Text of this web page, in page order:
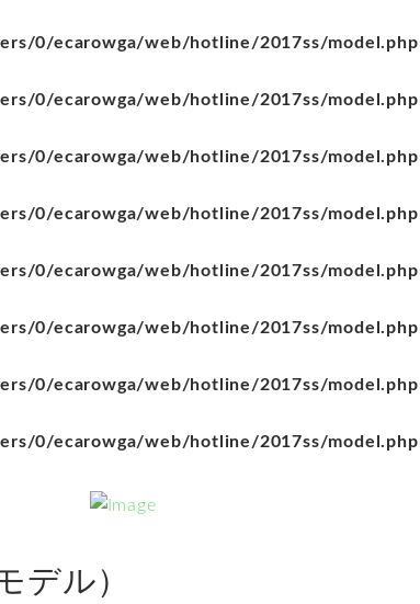
0/ecarowga/web/hotline/2017ss/model.php
0/ecarowga/web/hotline/2017ss/model.php
0/ecarowga/web/hotline/2017ss/model.php
0/ecarowga/web/hotline/2017ss/model.php
0/ecarowga/web/hotline/2017ss/model.php
0/ecarowga/web/hotline/2017ss/model.php
0/ecarowga/web/hotline/2017ss/model.php
0/ecarowga/web/hotline/2017ss/model.php
デル）